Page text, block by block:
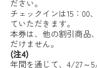
ださい。
チェックインは15：00
ていただきます。
本券は、他の割引商品
だけません。
(注4)
年間を通じて、4/27～